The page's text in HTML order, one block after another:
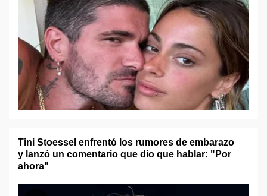
Tini Stoessel enfrentó los rumores de embarazo
y lanzó un comentario que dio que hablar: "Por
ahora"